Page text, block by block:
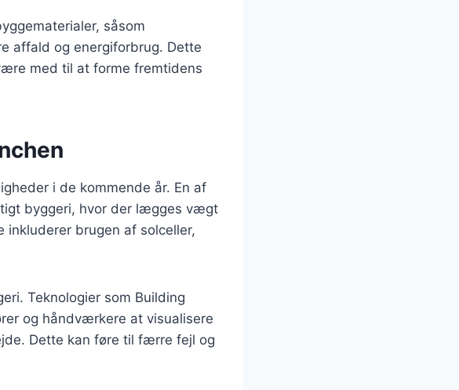
såsom
affald og energiforbrug. Dette
med til at forme fremtidens
i de kommende år. En af
byggeri, hvor der lægges vægt
brugen af solceller,
Teknologier som Building
og håndværkere at visualisere
Dette kan føre til færre fejl og